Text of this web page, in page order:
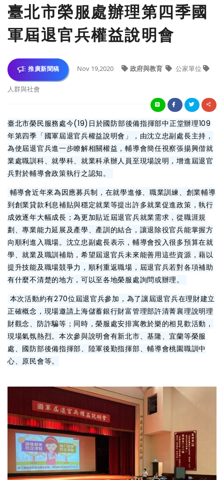
臺北市榮服處辦理第四季國
軍屆退官兵權益說明會
推廣新聞稿 Nov 19,2020 政府與教育 公家單位
人群與社會
臺北市榮民服務處今(19)日於國防部後備指揮部中正堂辦理109
年第四季「國軍屆退官兵權益說明會」，由沈立忠副處長主持，
為使屆退官兵進一步瞭解相關權益，輔導會簡任視察張揚興偕就
業處職訓科、就學科、就業科承辦人員至現場說明，增進屆退官
兵對於輔導會政策執行之認知。
輔導會近年來為因應募兵制，在就學進修、職業訓練、創業輔導
到創業貸款利息補貼與穩定就業等提出許多就業促進政策，執行
成效逐年大幅成長；為更加貼近屆退官兵就業需求，從職涯規
劃、專業能力延展及產學、產訓的結合，讓退除役官兵能掌握方
向順利進入職場。沈立忠副處長表示，輔導會投入很多預算在就
學、就業及職訓補助，希望屆退官兵未來能善用這些資源，藉以
提升技能及職場競爭力，順利重返職場，屆退官兵若對各項補助
有什麼不清楚的地方，可以至各地榮服處詢問或辦理。
本次活動約有270位屆退官兵參加，為了讓屆退官兵在理財建立
正確概念，現場邀請上海儲蓄銀行財富管理部許清菁襄理說明理
財觀念、防詐騙等；同時，榮服處安排寓教於樂的相見歡活動，
現場氣氛熱烈。本次參與說明會有新北市、基隆、宜蘭等榮服
處、國防部後備指揮部、陸軍後勤指揮部、輔導會桃園職訓中
心、原民會等。